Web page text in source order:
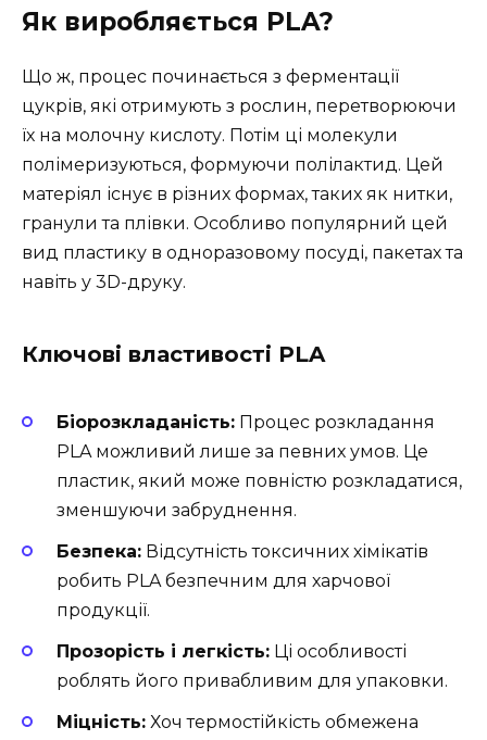
Як виробляється PLA?
Що ж, процес починається з ферментації
цукрів, які отримують з рослин, перетворюючи
їх на молочну кислоту. Потім ці молекули
полімеризуються, формуючи полілактид. Цей
матеріял існує в різних формах, таких як нитки,
гранули та плівки. Особливо популярний цей
вид пластику в одноразовому посуді, пакетах та
навіть у 3D-друку.
Ключові властивості PLA
Біорозкладаність: Процес розкладання
PLA можливий лише за певних умов. Це
пластик, який може повністю розкладатися,
зменшуючи забруднення.
Безпека: Відсутність токсичних хімікатів
робить PLA безпечним для харчової
продукції.
Прозорість і легкість: Ці особливості
роблять його привабливим для упаковки.
Міцність: Хоч термостійкість обмежена